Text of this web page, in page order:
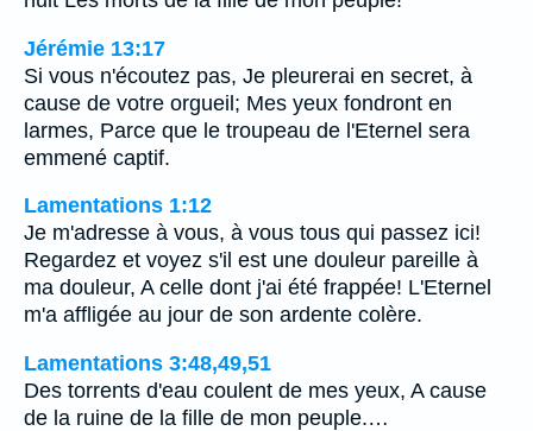
Jérémie 13:17
Si vous n'écoutez pas, Je pleurerai en secret, à
cause de votre orgueil; Mes yeux fondront en
larmes, Parce que le troupeau de l'Eternel sera
emmené captif.
Lamentations 1:12
Je m'adresse à vous, à vous tous qui passez ici!
Regardez et voyez s'il est une douleur pareille à
ma douleur, A celle dont j'ai été frappée! L'Eternel
m'a affligée au jour de son ardente colère.
Lamentations 3:48,49,51
Des torrents d'eau coulent de mes yeux, A cause
de la ruine de la fille de mon peuple.…